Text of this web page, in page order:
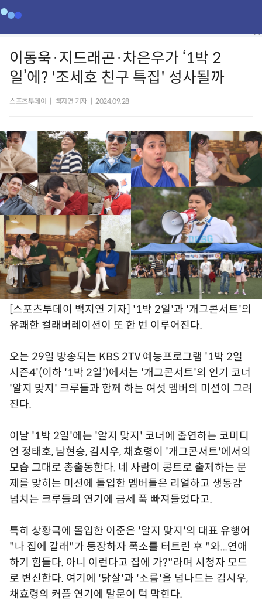
이동욱·지드래곤·차은우가 ‘1박 2
일’에? '조세호 친구 특집' 성사될까
스포츠투데이 백지연 기자 2024.09.28
[스포츠투데이 백지연 기자] '1박 2일'과 '개그콘서트'의
유쾌한 컬래버레이션이 또 한 번 이루어진다.
오는 29일 방송되는 KBS 2TV 예능프로그램 '1박 2일
시즌4'(이하 '1박 2일')에서는 '개그콘서트'의 인기 코너
'알지 맞지' 크루들과 함께 하는 여섯 멤버의 미션이 그려
진다.
이날 '1박 2일'에는 '알지 맞지' 코너에 출연하는 코미디
언 정태호, 남현승, 김시우, 채효령이 '개그콘서트'에서의
모습 그대로 총출동한다. 네 사람이 콩트로 출제하는 문
제를 맞히는 미션에 돌입한 멤버들은 리얼하고 생동감
넘치는 크루들의 연기에 금세 푹 빠져들었다고.
특히 상황극에 몰입한 이준은 '알지 맞지'의 대표 유행어
"나 집에 갈래"가 등장하자 폭소를 터트린 후 "와...연애
하기 힘들다. 아니 이런다고 집에 가?"라며 시청자 모드
로 변신한다. 여기에 '닭살'과 '소름'을 넘나드는 김시우,
채효령의 커플 연기에 말문이 턱 막힌다.